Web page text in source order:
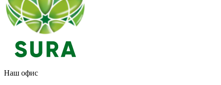
Наш офис